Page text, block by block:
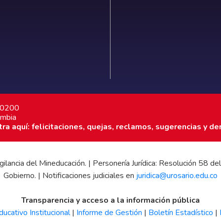
aquí: felicitaciones, quejas, reclamos, sugerencias y
del Mineducación. | Personería Jurídica: Resolución
Gobierno. | Notificaciones judiciales en juridica@urosario.edu.co
Transparencia y acceso a la información pública
Institucional| Informe de Gestión | Boletín Estadístico |